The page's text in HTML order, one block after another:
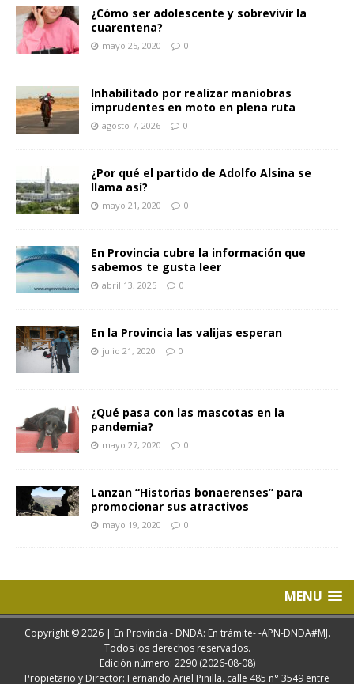
¿Cómo ser adolescente y sobrevivir la
cuarentena?
mayo 25, 2020 0
Inhabilitado por realizar maniobras
imprudentes en moto en plena ruta
agosto 7, 2026 0
¿Por qué el partido de Adolfo Alsina se
llama así?
mayo 21, 2020 0
En Provincia cubre la información que
sabemos te gusta leer
abril 13, 2025 0
En la Provincia las valijas esperan
julio 21, 2020 0
¿Qué pasa con las mascotas en la
pandemia?
mayo 27, 2020 0
Lanzan “Historias bonaerenses” para
promocionar sus atractivos
mayo 19, 2020 0
MENU
Copyright © 2026 | En Provincia - DNDA: En trámite- -APN-DNDA#MJ.
Todos los derechos reservados.
Edición número: 2290 (2026-08-08)
Propietario y Director: Fernando Ariel Pinilla. calle 485 n° 3549 entre